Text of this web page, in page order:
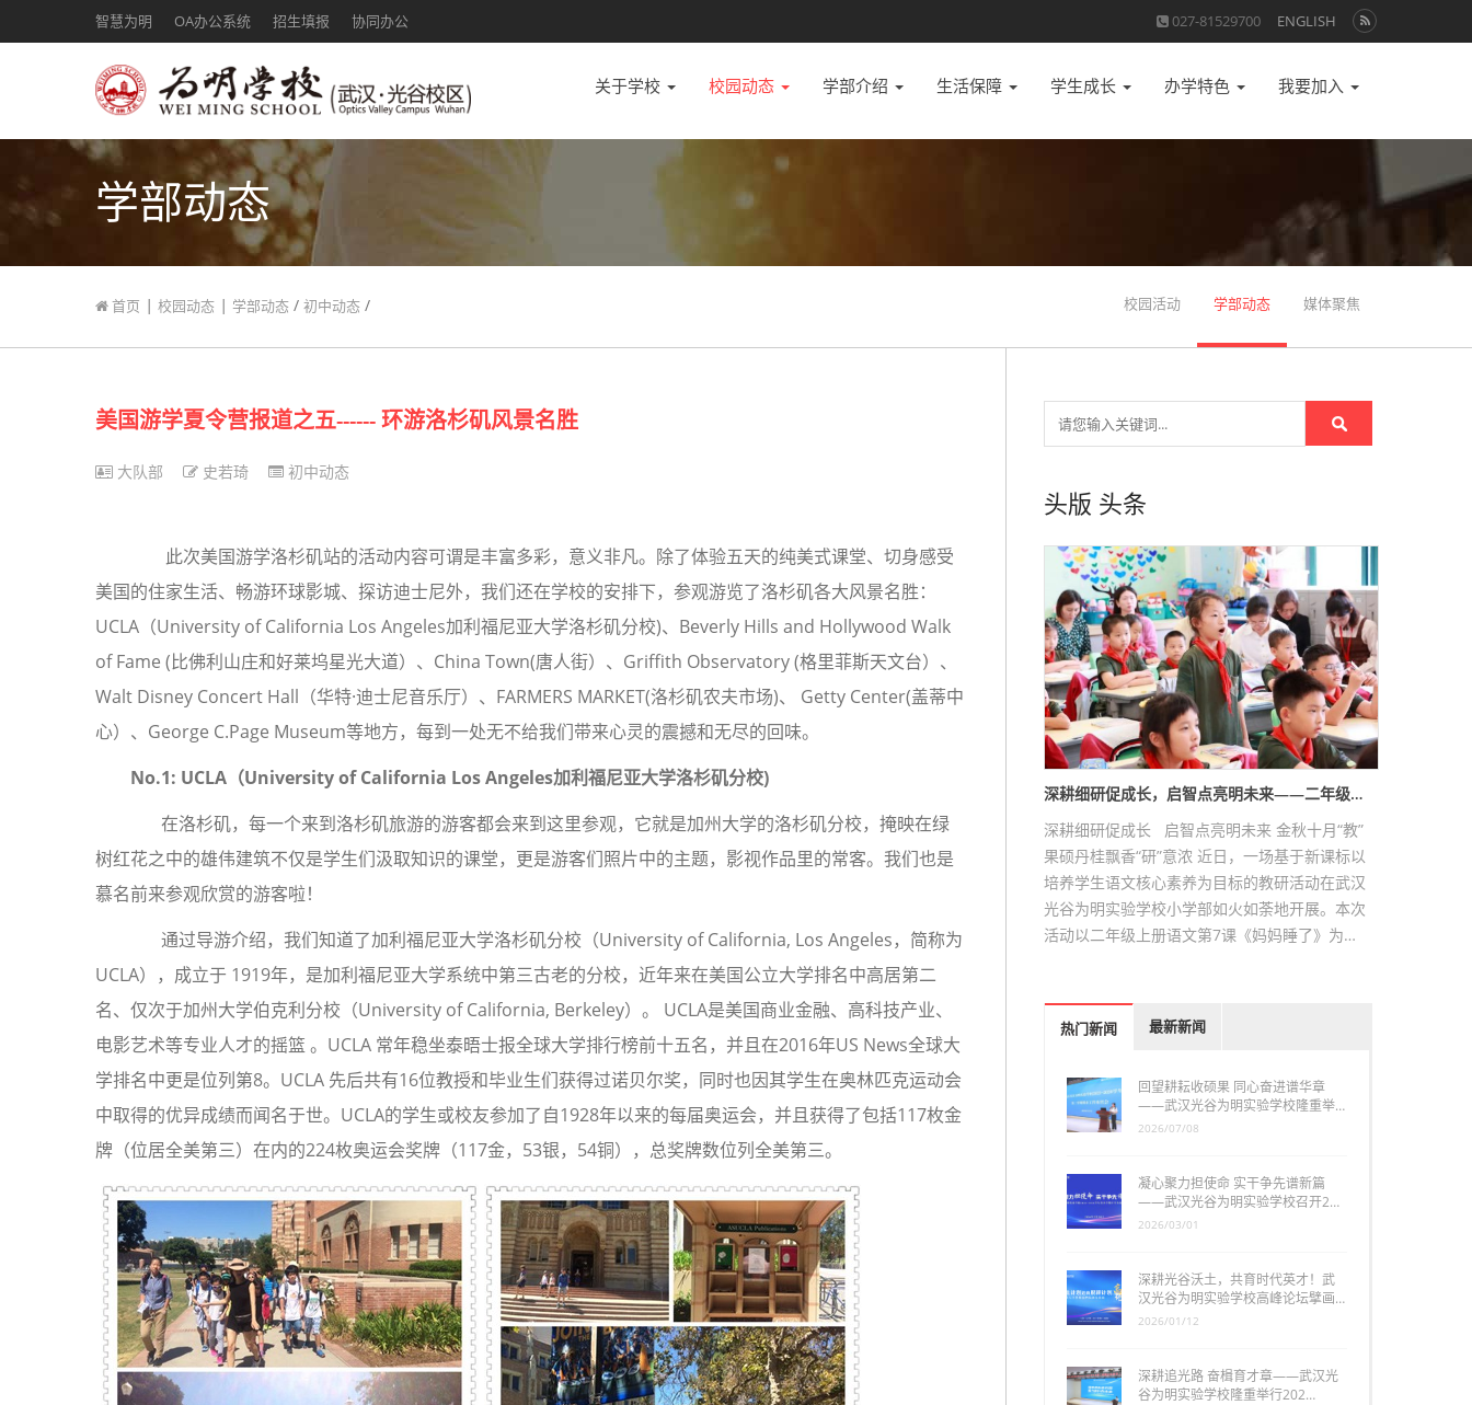
智慧为明 OA办公系统 招生填报 协同办公 027-81529700 ENGLISH
关于学校 校园动态 学部介绍 生活保障 学生成长 办学特色 我要加入
学部动态
首页 | 校园动态 | 学部动态 / 初中动态 / 校园活动 学部动态 媒体聚焦
美国游学夏令营报道之五------ 环游洛杉矶风景名胜
大队部 史若琦 初中动态
此次美国游学洛杉矶站的活动内容可谓是丰富多彩，意义非凡。除了体验五天的纯美式课堂、切身感受
美国的住家生活、畅游环球影城、探访迪士尼外，我们还在学校的安排下，参观游览了洛杉矶各大风景名胜：
UCLA（University of California Los Angeles加利福尼亚大学洛杉矶分校)、Beverly Hills and Hollywood Walk
of Fame (比佛利山庄和好莱坞星光大道）、China Town(唐人街）、Griffith Observatory (格里菲斯天文台）、
Walt Disney Concert Hall（华特·迪士尼音乐厅）、FARMERS MARKET(洛杉矶农夫市场)、 Getty Center(盖蒂中
心）、George C.Page Museum等地方，每到一处无不给我们带来心灵的震撼和无尽的回味。
No.1: UCLA （University of California Los Angeles加利福尼亚大学洛杉矶分校)
在洛杉矶，每一个来到洛杉矶旅游的游客都会来到这里参观，它就是加州大学的洛杉矶分校，掩映在绿
树红花之中的雄伟建筑不仅是学生们汲取知识的课堂，更是游客们照片中的主题，影视作品里的常客。我们也是
慕名前来参观欣赏的游客啦！
通过导游介绍，我们知道了加利福尼亚大学洛杉矶分校（University of California, Los Angeles，简称为
UCLA），成立于 1919年，是加利福尼亚大学系统中第三古老的分校，近年来在美国公立大学排名中高居第二
名、仅次于加州大学伯克利分校（University of California, Berkeley）。 UCLA是美国商业金融、高科技产业、
电影艺术等专业人才的摇篮 。UCLA 常年稳坐泰晤士报全球大学排行榜前十五名，并且在2016年US News全球大
学排名中更是位列第8。UCLA 先后共有16位教授和毕业生们获得过诺贝尔奖，同时也因其学生在奥林匹克运动会
中取得的优异成绩而闻名于世。UCLA的学生或校友参加了自1928年以来的每届奥运会，并且获得了包括117枚金
牌（位居全美第三）在内的224枚奥运会奖牌（117金，53银，54铜），总奖牌数位列全美第三。
头版 头条
深耕细研促成长，启智点亮明未来——二年级…
深耕细研促成长 启智点亮明未来 金秋十月“教”
果硕丹桂飘香“研”意浓 近日，一场基于新课标以
培养学生语文核心素养为目标的教研活动在武汉
光谷为明实验学校小学部如火如荼地开展。本次
活动以二年级上册语文第7课《妈妈睡了》为…
热门新闻 最新新闻
回望耕耘收硕果 同心奋进谱华章
——武汉光谷为明实验学校隆重举…
2026/07/08
凝心聚力担使命 实干争先谱新篇
——武汉光谷为明实验学校召开2…
2026/03/01
深耕光谷沃土，共育时代英才！武
汉光谷为明实验学校高峰论坛擘画…
2026/01/12
深耕追光路 奋楫育才章——武汉光
谷为明实验学校隆重举行202…